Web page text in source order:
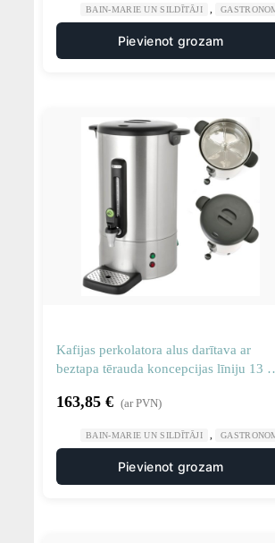
BAIN-MARIE UN SILDĪTĀJI
Pievienot grozam
Kafijas perkolatora alus darītava ar
beztapa tērauda koncepcijas līniju 13 L
163,85 € (ar PVN)
BAIN-MARIE UN SILDĪTĀJI
Pievienot grozam